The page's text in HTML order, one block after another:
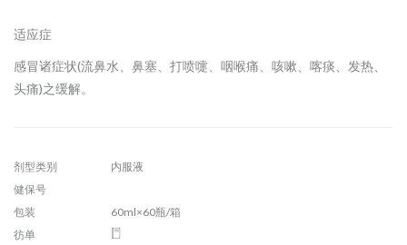
适应症
感冒诸症状(流鼻水、鼻塞、打喷嚏、咽喉痛、咳嗽、喀痰、发热、
头痛)之缓解。
剂型类别
内服液
健保号
包装
60ml×60瓶/箱
彷单